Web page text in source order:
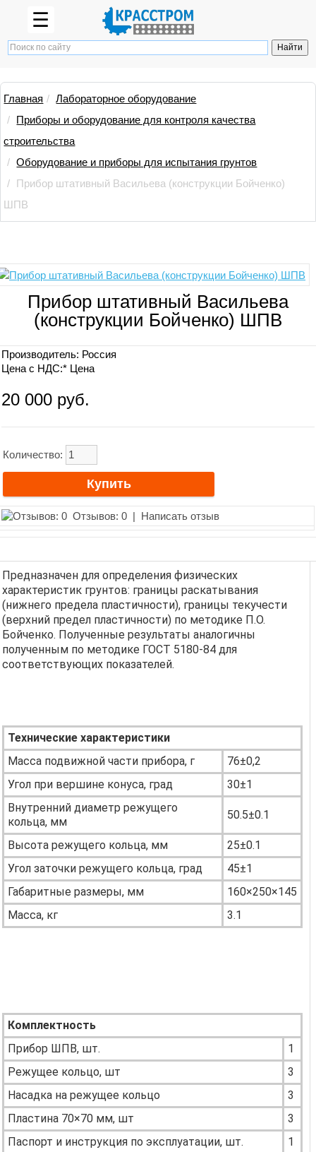
☰
Главная
Лабораторное оборудование
Приборы и оборудование для контроля качества
строительства
Оборудование и приборы для испытания грунтов
Прибор штативный Васильева (конструкции Бойченко)
ШПВ
Прибор штативный Васильева
(конструкции Бойченко) ШПВ
Производитель: Россия
Цена с НДС:* Цена
20 000 руб.
Количество:
Отзывов: 0 | Написать отзыв
Предназначен для определения физических
характеристик грунтов: границы раскатывания
(нижнего предела пластичности), границы текучести
(верхний предел пластичности) по методике П.О.
Бойченко. Полученные результаты аналогичны
полученным по методике ГОСТ 5180-84 для
соответствующих показателей.
Технические характеристики
Масса подвижной части прибора, г
76±0,2
Угол при вершине конуса, град
30±1
Внутренний диаметр режущего
кольца, мм
50.5±0.1
Высота режущего кольца, мм
25±0.1
Угол заточки режущего кольца, град
45±1
Габаритные размеры, мм
160×250×145
Масса, кг
3.1
Комплектность
Прибор ШПВ, шт.
1
Режущее кольцо, шт
3
Насадка на режущее кольцо
3
Пластина 70×70 мм, шт
3
Паспорт и инструкция по эксплуатации, шт.
1